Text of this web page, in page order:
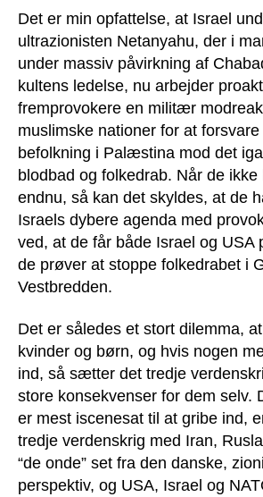
Det er min opfattelse, at Israel
ultrazionisten Netanyahu, der i
under massiv påvirkning af
kultens ledelse, nu arbejder
fremprovokere en militær
muslimske nationer for at
befolkning i Palæstina mod det
blodbad og folkedrab. Når de ikke
endnu, så kan det skyldes, at de
Israels dybere agenda med
ved, at de får både Israel og USA
de prøver at stoppe folkedrabet i
Vestbredden.
Det er således et stort dilemma,
kvinder og børn, og hvis nogen
ind, så sætter det tredje
store konsekvenser for dem selv.
er mest iscenesat til at gribe ind,
tredje verdenskrig med Iran,
“de onde” set fra den danske,
perspektiv, og USA, Israel og